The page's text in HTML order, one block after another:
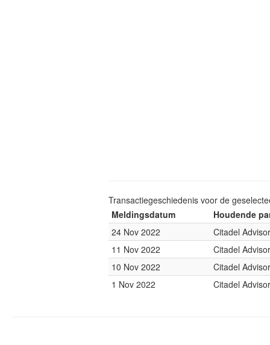
Transactiegeschiedenis voor de
Meldingsdatum
Houdende
24 Nov 2022
Citadel
11 Nov 2022
Citadel
10 Nov 2022
Citadel
1 Nov 2022
Citadel